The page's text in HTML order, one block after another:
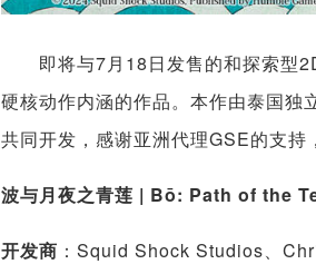
即将与7月18日发售的和探索型
硬核动作内涵的作品。本作由泰国
共同开发，感谢亚洲代理GSE的支
波与月夜之青莲 | Bō: Path of the
开发商 ：Squid Shock Studios、